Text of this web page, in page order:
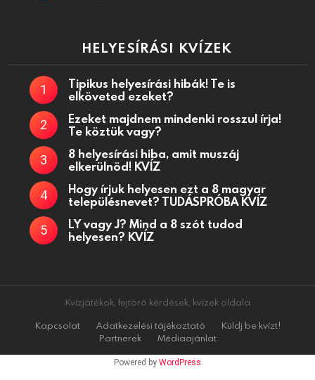
HELYESÍRÁSI KVÍZEK
Tipikus helyesírási hibák! Te is
elköveted ezeket?
Ezeket majdnem mindenki rosszul írja!
Te köztük vagy?
8 helyesírási hiba, amit muszáj
elkerülnöd! KVÍZ
Hogy írjuk helyesen ezt a 8 magyar
településnevet? TUDÁSPRÓBA KVÍZ
LY vagy J? Mind a 8 szót tudod
helyesen? KVÍZ
Kvízjátékok, fejtörő kérdések, kvízek oldala
Kapcsolat
Adatkezelési tájékoztató
Küldj be kvízt!
Partnerek
Médiaajánlat
Powered by WordPress